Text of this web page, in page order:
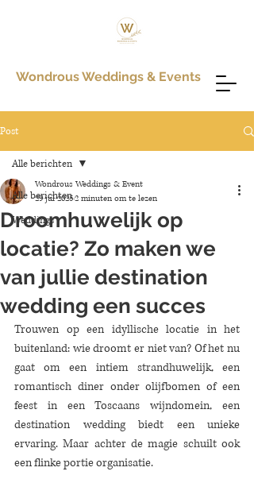
Wondrous Weddings & Events
Post
Alle berichten
Weddings
Alle berichten
Droomhuwelijk op
locatie? Zo maken we
van jullie destination
wedding een succes
Wondrous Weddings & Event
29 jul 20252 minuten om te lezen
Trouwen op een idyllische locatie in het
buitenland: wie droomt er niet van? Of het nu
gaat om een intiem strandhuwelijk, een
romantisch diner onder olijfbomen of een
feest in een Toscaans wijndomein, een
destination wedding biedt een unieke
ervaring. Maar achter de magie schuilt ook
een flinke portie organisatie.